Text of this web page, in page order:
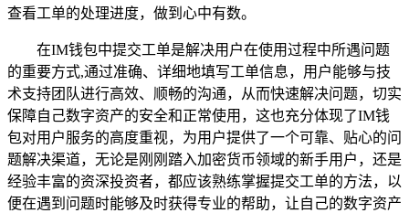
查看工单的处理进度，做到心中有数。
在IM钱包中提交工单是解决用户在使用过程中所遇问题
的重要方式,通过准确、详细地填写工单信息，用户能够与技
术支持团队进行高效、顺畅的沟通，从而快速解决问题，切实
保障自己数字资产的安全和正常使用，这也充分体现了IM钱
包对用户服务的高度重视，为用户提供了一个可靠、贴心的问
题解决渠道，无论是刚刚踏入加密货币领域的新手用户，还是
经验丰富的资深投资者，都应该熟练掌握提交工单的方法，以
便在遇到问题时能够及时获得专业的帮助，让自己的数字资产